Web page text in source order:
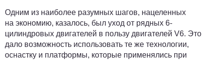
Одним из наиболее разумных шагов, нацеленных
на экономию, казалось, был уход от рядных 6-
цилиндровых двигателей в пользу двигателей V6. Это
дало возможность использовать те же технологии,
оснастку и платформы, которые применялись при